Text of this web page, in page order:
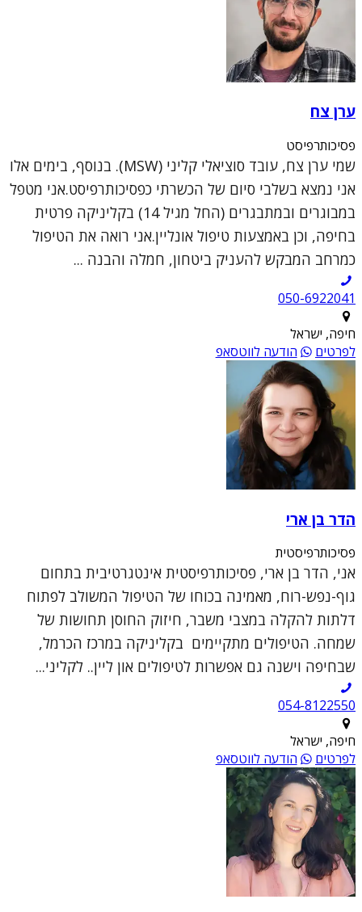
ערן צח
פסיכותרפיסט
שמי ערן צח, עובד סוציאלי קליני (MSW). בנוסף, בימים אלו
אני נמצא בשלבי סיום של הכשרתי כפסיכותרפיסט.אני מטפל
במבוגרים ובמתבגרים (החל מגיל 14) בקליניקה פרטית
בחיפה, וכן באמצעות טיפול אונליין.אני רואה את הטיפול
כמרחב המבקש להעניק ביטחון, חמלה והבנה ...
050-6922041
חיפה, ישראל
לפרטים
הודעה לווטסאפ
הדר בן ארי
פסיכותרפיסטית
אני, הדר בן ארי, פסיכותרפיסטית אינטגרטיבית בתחום
גוף-נפש-רוח, מאמינה בכוחו של הטיפול המשולב לפתוח
דלתות להקלה במצבי משבר, חיזוק החוסן תחושות של
שמחה. הטיפולים מתקיימים בקליניקה במרכז הכרמל,
שבחיפה וישנה גם אפשרות לטיפולים און ליין.. לקליני...
054-8122550
חיפה, ישראל
לפרטים
הודעה לווטסאפ